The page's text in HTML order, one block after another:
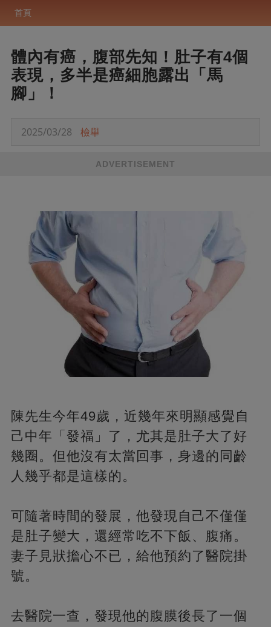
首頁
體內有癌，腹部先知！肚子有4個
表現，多半是癌細胞露出「馬
腳」！
2025/03/28 檢舉
ADVERTISEMENT
陳先生今年49歲，近幾年來明顯感覺自
己中年「發福」了，尤其是肚子大了好
幾圈。但他沒有太當回事，身邊的同齡
人幾乎都是這樣的。
可隨著時間的發展，他發現自己不僅僅
是肚子變大，還經常吃不下飯、腹痛。
妻子見狀擔心不已，給他預約了醫院掛
號。
去醫院一查，發現他的腹膜後長了一個